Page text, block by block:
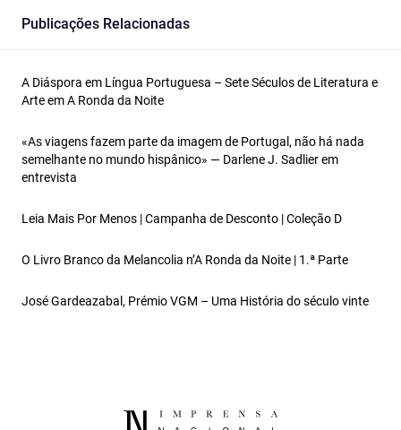
Publicações Relacionadas
A Diáspora em Língua Portuguesa – Sete Séculos de Literatura e
Arte em A Ronda da Noite
«As viagens fazem parte da imagem de Portugal, não há nada
semelhante no mundo hispânico» — Darlene J. Sadlier em
entrevista
Leia Mais Por Menos | Campanha de Desconto | Coleção D
O Livro Branco da Melancolia n’A Ronda da Noite | 1.ª Parte
José Gardeazabal, Prémio VGM – Uma História do século vinte